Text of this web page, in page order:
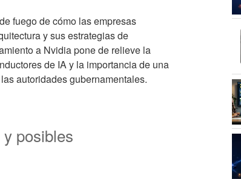
fuego de cómo las empresas
y sus estrategias de
a Nvidia pone de relieve la
de IA y la importancia de una
autoridades gubernamentales.
posibles